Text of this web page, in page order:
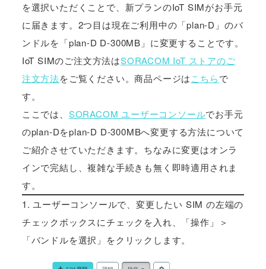
を選択いただくことで、新プランのIoT SIMがお手元
に届きます。2つ目は現在ご利用中の「plan-D」のバ
ンドルを「plan-D D-300MB」に変更することです。
IoT SIMのご注文方法はSORACOM IoT ストアのご
注文方法をご覧ください。商品ページはこちらで
す。
ここでは、 SORACOM ユーザーコンソールでお手元
のplan-Dをplan-D D-300MBへ変更する方法について
ご紹介させていただきます。ちなみに変更はオンラ
インで完結し、複雑な手続きも無く即時適用されま
す。
1. ユーザーコンソールで、変更したい SIM の左端の
チェックボックスにチェックを入れ、「操作」＞
「バンドルを選択」をクリックします。